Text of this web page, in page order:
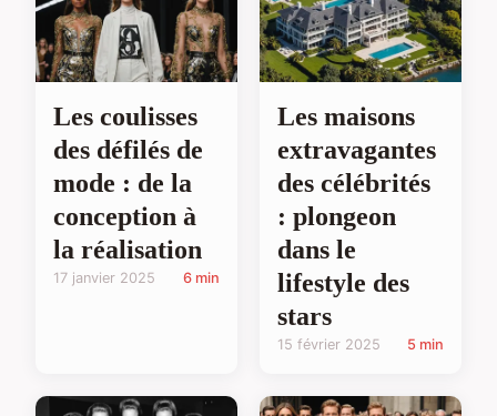
Les coulisses
des défilés de
mode : de la
conception à
la réalisation
17 janvier 2025 6 min
Les maisons
extravagantes
des célébrités
: plongeon
dans le
lifestyle des
stars
15 février 2025 5 min